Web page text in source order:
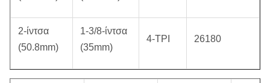
2-ίντσα
(50.8mm)
1-3/8-ίντσα
(35mm)
4-TPI 26180